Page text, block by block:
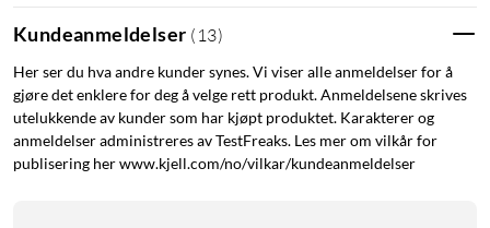
Kundeanmeldelser ( 13)
Her ser du hva andre kunder synes. Vi viser alle anmeldelser for å
gjøre det enklere for deg å velge rett produkt. Anmeldelsene skrives
utelukkende av kunder som har kjøpt produktet. Karakterer og
anmeldelser administreres av TestFreaks. Les mer om vilkår for
publisering her www.kjell.com/no/vilkar/kundeanmeldelser